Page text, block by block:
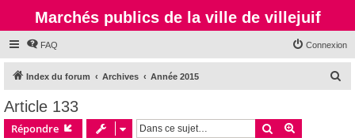
Marchés publics de la ville de villejuif
FAQ Connexion
Index du forum Archives Année 2015
Article 133
Répondre Rechercher